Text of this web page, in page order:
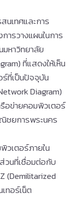
นเทศและการ
ารวางแผนในการ
หาวิทยาลัย
ที่แสดงให้เห็น
ร์ที่เป็นปัจจุบัน
Diagram)
อข่ายคอมพิวเตอร์
ชยการพระนคร
วเตอร์ภายใน
วนที่เชื่อมต่อกับ
(Demilitarized
ทอร์เน็ต